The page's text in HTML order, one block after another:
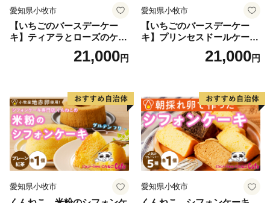
愛知県小牧市
【いちごのバースデーケー
キ】ティアラとローズのケー
キ スイーツ デザート 洋菓
子 お取り寄せ 愛知県 小牧市
レーション ホールケーキ 日
時指定可
21,000円
愛知県小牧市
【いちごのバースデーケー
キ】プリンセスドールケーキ
日時指定可 スイーツ デザー
ト 洋菓子 お取り寄せ 愛知県
デコレーションケーキ ホー
ルケーキ 人形 かわいい こど
も
21,000円
愛知県小牧市 愛知県小牧市